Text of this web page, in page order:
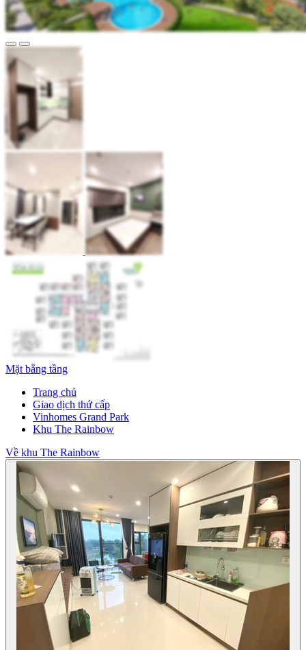
Mặt bằng tầng
Trang chủ
Giao dịch thứ cấp
Vinhomes Grand Park
Khu The Rainbow
Về khu The Rainbow